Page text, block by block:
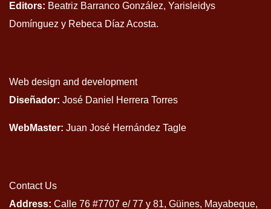
Editors: Beatriz Barranco González, Yarisleidys
Domínguez y Rebeca Díaz Acosta.
Web design and development
Diseñador: José Daniel Herrera Torres
WebMaster: Juan José Hernández Tagle
Contact Us
Address: Calle 76 #7707 e/ 77 y 81, Güines, Mayabeque,